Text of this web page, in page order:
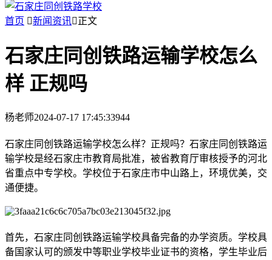
首页 新闻资讯正文
石家庄同创铁路运输学校怎么
样 正规吗
杨老师2024-07-17 17:45:33944
石家庄同创铁路运输学校怎么样？正规吗？石家庄同创铁路运
输学校是经石家庄市教育局批准，被省教育厅审核授予的河北
省重点中专学校。学校位于石家庄市中山路上，环境优美，交
通便捷。
首先，石家庄同创铁路运输学校具备完备的办学资质。学校具
备国家认可的颁发中等职业学校毕业证书的资格，学生毕业后